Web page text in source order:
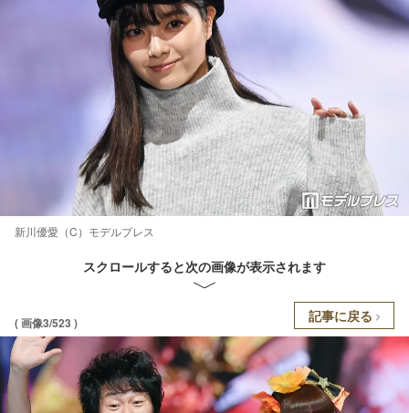
新川優愛（C）モデルプレス
スクロールすると次の画像が表示されます
( 画像3/523 ) 記事に戻る